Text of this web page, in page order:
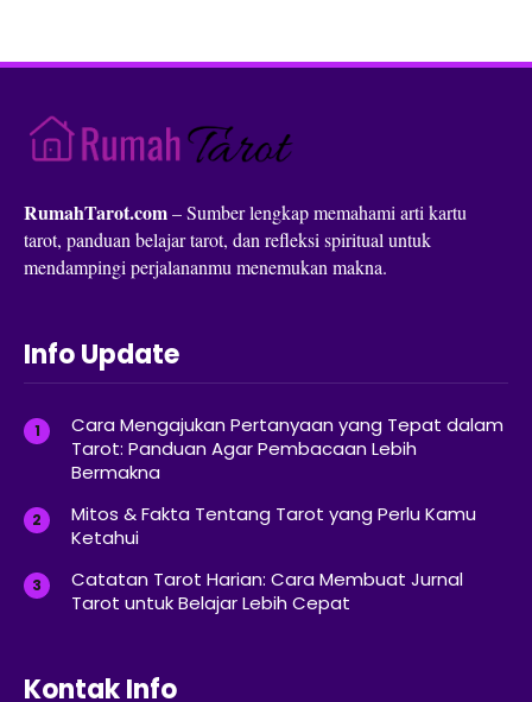
RumahTarot.com– Sumber lengkap memahami arti kartu
tarot, panduan belajar tarot, dan refleksi spiritual untuk
mendampingi perjalananmu menemukan makna.
Info Update
Cara Mengajukan Pertanyaan yang Tepat dalam
Tarot: Panduan Agar Pembacaan Lebih
Bermakna
Mitos & Fakta Tentang Tarot yang Perlu Kamu
Ketahui
Catatan Tarot Harian: Cara Membuat Jurnal
Tarot untuk Belajar Lebih Cepat
Kontak Info